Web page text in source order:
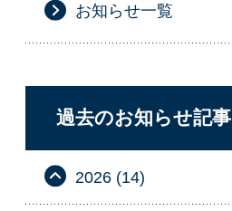
お知らせ一覧
過去のお知らせ記事
2026 (14)